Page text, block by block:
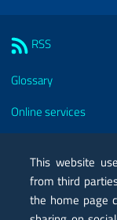
RSS
Glossary
Online services
Certified mail PEC
Privacy
This website
from third
the home page